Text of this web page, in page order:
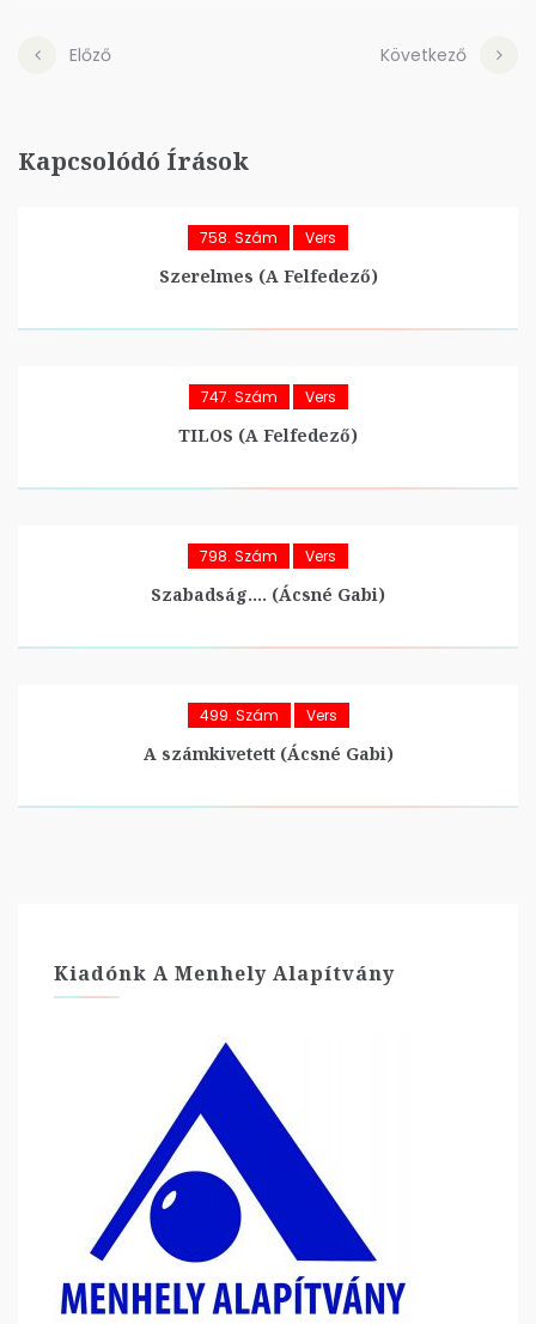
Előző Következő
Kapcsolódó Írások
758. Szám Vers
Szerelmes (A Felfedező)
747. Szám Vers
TILOS (A Felfedező)
798. Szám Vers
Szabadság…. (Ácsné Gabi)
499. Szám Vers
A számkivetett (Ácsné Gabi)
Kiadónk A Menhely Alapítvány